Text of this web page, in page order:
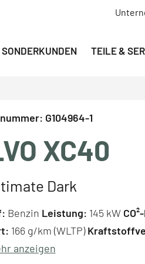
Navigation überspringen
TEILE &
G104964-1
XC40
Dark
Benzin Leistung: 145 kW
166 g/km (WLTP)
anzeigen